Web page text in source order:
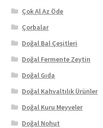
Çok Al Az Öde
Çorbalar
Doğal Bal Çeşitleri
Doğal Fermente Zeytin
Doğal Gıda
Doğal Kahvaltılık Ürünler
Doğal Kuru Meyveler
Doğal Nohut